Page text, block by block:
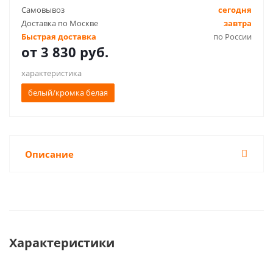
Самовывоз
сегодня
Доставка по Москве
завтра
Быстрая доставка
по России
от 3 830 руб.
характеристика
белый/кромка белая
Описание
Характеристики